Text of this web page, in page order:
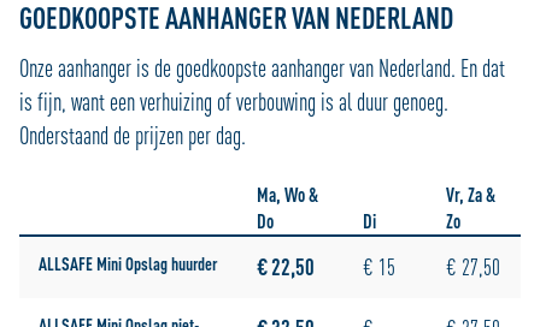
GOEDKOOPSTE AANHANGER VAN NEDERLAND
Onze aanhanger is de goedkoopste aanhanger van Nederland. En dat
is fijn, want een verhuizing of verbouwing is al duur genoeg.
Onderstaand de prijzen per dag.
Ma, Wo &
Do
Di
Vr, Za &
Zo
ALLSAFE Mini Opslag huurder € 22,50 € 15 € 27,50